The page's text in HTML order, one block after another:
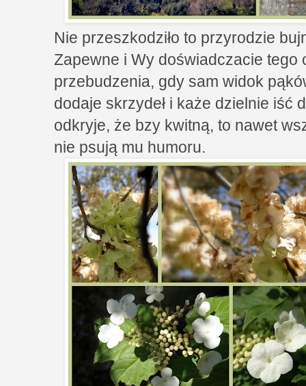
Nie przeszkodziło to przyrodzie
Zapewne i Wy doświadczacie tego
przebudzenia, gdy sam widok
dodaje skrzydeł i każe dzielnie iść
odkryje, że bzy kwitną, to nawet
nie psują mu humoru.